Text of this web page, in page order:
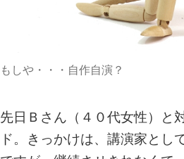
もしや・・・自作自演？
先日Ｂさん（４０代女性）と
ド。きっかけは、講演家とし